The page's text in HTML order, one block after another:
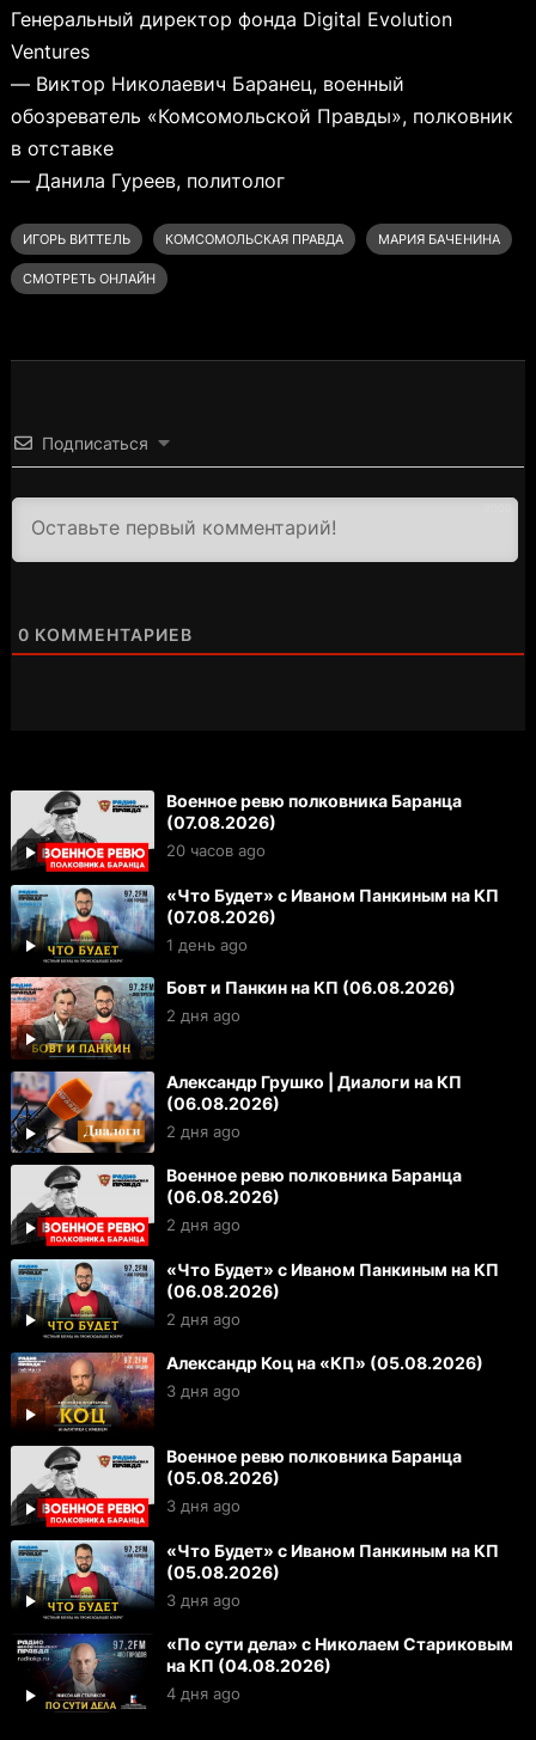
Генеральный директор фонда Digital Evolution
Ventures
— Виктор Николаевич Баранец, военный
обозреватель «Комсомольской Правды», полковник
в отставке
— Данила Гуреев, политолог
ИГОРЬ ВИТТЕЛЬ КОМСОМОЛЬСКАЯ ПРАВДА МАРИЯ БАЧЕНИНА
СМОТРЕТЬ ОНЛАЙН
Подписаться
0 КОММЕНТАРИЕВ
Военное ревю полковника Баранца
(07.08.2026)
20 часов ago
«Что Будет» с Иваном Панкиным на КП
(07.08.2026)
1 день ago
Бовт и Панкин на КП (06.08.2026)
2 дня ago
Александр Грушко | Диалоги на КП
(06.08.2026)
2 дня ago
Военное ревю полковника Баранца
(06.08.2026)
2 дня ago
«Что Будет» с Иваном Панкиным на КП
(06.08.2026)
2 дня ago
Александр Коц на «КП» (05.08.2026)
3 дня ago
Военное ревю полковника Баранца
(05.08.2026)
3 дня ago
«Что Будет» с Иваном Панкиным на КП
(05.08.2026)
3 дня ago
«По сути дела» с Николаем Стариковым
на КП (04.08.2026)
4 дня ago